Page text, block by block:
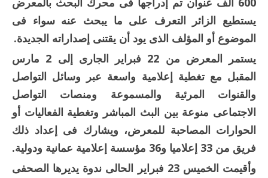
يستطيع الزائر التعرف على ما يبحث عنه سواء فى
الموضوع أو المؤلف الذى يود أن يقتنى إصداراته الجديدة.
يستمر المعرض من 22 فبراير الجارى إلى 2 مارس
المقبل مع تغطية إعلامية واسعة عبر وسائل التواصل
والقنوات المرئية والمسموعة ومنصات التواصل
الاجتماعى منوعة بين البث المباشر وتغطية الفعاليات أو
الحوارات المصاحبة للمعرض، ويشارك فى إعداد ذلك
فريق من 33 إعلاميا و36 مؤسسة إعلامية عمانية ودولية.
وأقيمت الخميس 23 فبراير الحالى ندوة يديرها الصحفى